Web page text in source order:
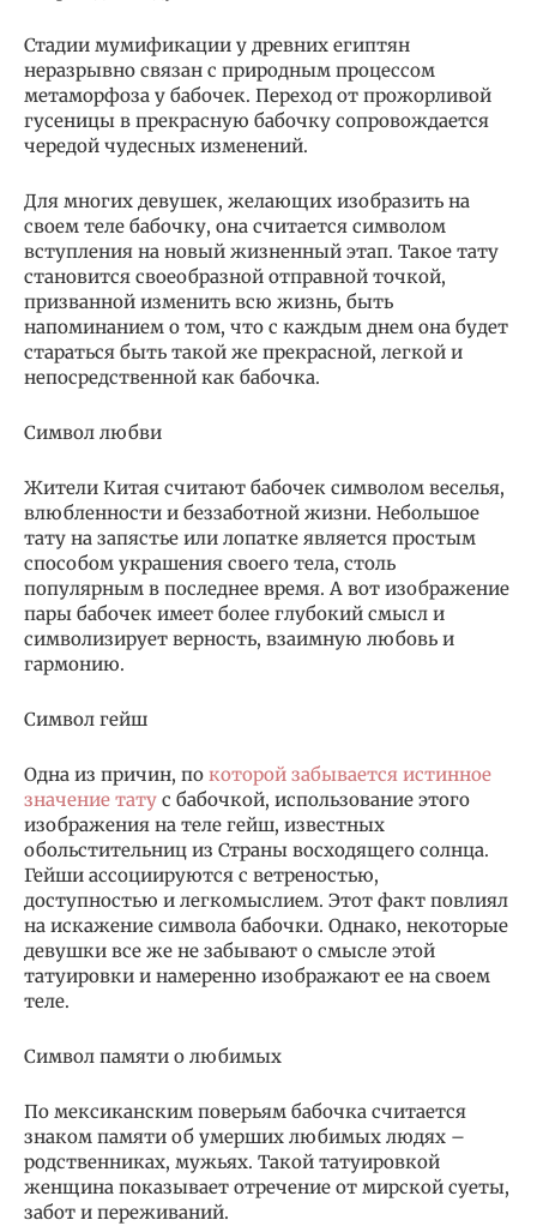
Стадии мумификации у древних египтян
неразрывно связан с природным процессом
метаморфоза у бабочек. Переход от прожорливой
гусеницы в прекрасную бабочку сопровождается
чередой чудесных изменений.
Для многих девушек, желающих изобразить на
своем теле бабочку, она считается символом
вступления на новый жизненный этап. Такое тату
становится своеобразной отправной точкой,
призванной изменить всю жизнь, быть
напоминанием о том, что с каждым днем она будет
стараться быть такой же прекрасной, легкой и
непосредственной как бабочка.
Символ любви
Жители Китая считают бабочек символом веселья,
влюбленности и беззаботной жизни. Небольшое
тату на запястье или лопатке является простым
способом украшения своего тела, столь
популярным в последнее время. А вот изображение
пары бабочек имеет более глубокий смысл и
символизирует верность, взаимную любовь и
гармонию.
Символ гейш
Одна из причин, по которой забывается истинное
значение тату с бабочкой, использование этого
изображения на теле гейш, известных
обольстительниц из Страны восходящего солнца.
Гейши ассоциируются с ветреностью,
доступностью и легкомыслием. Этот факт повлиял
на искажение символа бабочки. Однако, некоторые
девушки все же не забывают о смысле этой
татуировки и намеренно изображают ее на своем
теле.
Символ памяти о любимых
По мексиканским поверьям бабочка считается
знаком памяти об умерших любимых людях –
родственниках, мужьях. Такой татуировкой
женщина показывает отречение от мирской суеты,
забот и переживаний.